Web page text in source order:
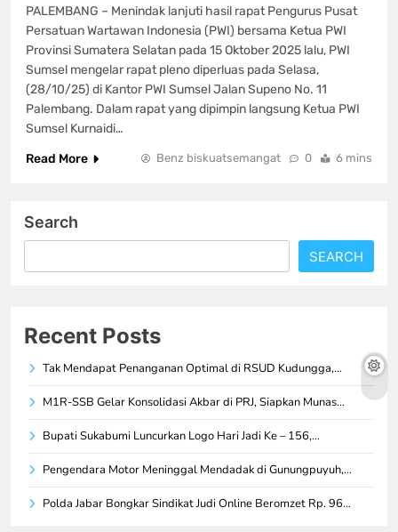
PALEMBANG – Menindak lanjuti hasil rapat Pengurus Pusat
Persatuan Wartawan Indonesia (PWI) bersama Ketua PWI
Provinsi Sumatera Selatan pada 15 Oktober 2025 lalu, PWI
Sumsel mengelar rapat pleno diperluas pada Selasa,
(28/10/25) di Kantor PWI Sumsel Jalan Supeno No. 11
Palembang. Dalam rapat yang dipimpin langsung Ketua PWI
Sumsel Kurnaidi…
Read More
Benz biskuatsemangat 0 6 mins
Search
SEARCH
Recent Posts
Tak Mendapat Penanganan Optimal di RSUD Kudungga,…
M1R-SSB Gelar Konsolidasi Akbar di PRJ, Siapkan Munas…
Bupati Sukabumi Luncurkan Logo Hari Jadi Ke – 156,…
Pengendara Motor Meninggal Mendadak di Gunungpuyuh,…
Polda Jabar Bongkar Sindikat Judi Online Beromzet Rp. 96…